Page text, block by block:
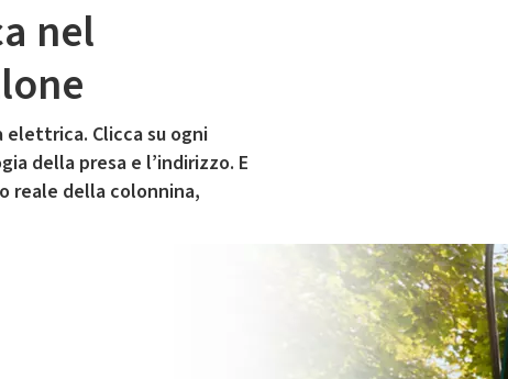
nel
elettrica. Clicca su ogni
della presa e l’indirizzo. E
reale della colonnina,